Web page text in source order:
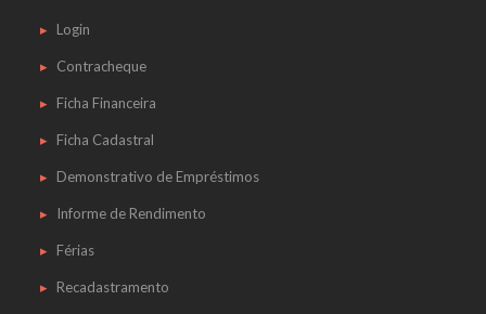
Login
Contracheque
Ficha Financeira
Ficha Cadastral
Demonstrativo de Empréstimos
Informe de Rendimento
Férias
Recadastramento